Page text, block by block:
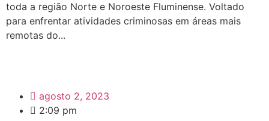
toda a região Norte e Noroeste Fluminense. Voltado
para enfrentar atividades criminosas em áreas mais
remotas do...
agosto 2, 2023
2:09 pm